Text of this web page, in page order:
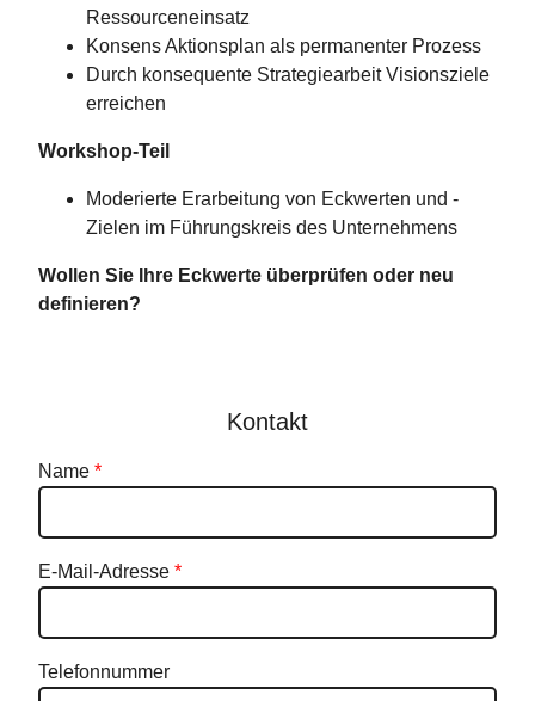
Ressourceneinsatz
Konsens Aktionsplan als permanenter Prozess
Durch konsequente Strategiearbeit Visionsziele
erreichen
Workshop-Teil
Moderierte Erarbeitung von Eckwerten und -
Zielen im Führungskreis des Unternehmens
Wollen Sie Ihre Eckwerte überprüfen oder neu
definieren?
Kontakt
Name *
E-Mail-Adresse *
Telefonnummer